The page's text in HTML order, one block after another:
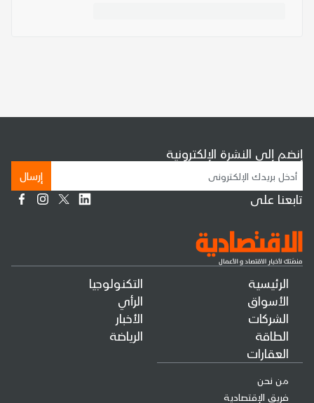
الرئيسية
الأسواق
الشركات
الطاقة
العقارات
التكنولوجيا
الرأي
الأخبار
الرياضة
من نحن
فريق الإقتصادية
إنضم إلى النشرة الإلكترونية
إرسال
تابعنا على